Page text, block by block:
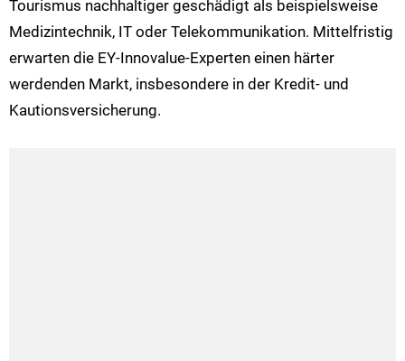
Tourismus nachhaltiger geschädigt als beispielsweise
Medizintechnik, IT oder Telekommunikation. Mittelfristig
erwarten die EY-Innovalue-Experten einen härter
werdenden Markt, insbesondere in der Kredit- und
Kautionsversicherung.